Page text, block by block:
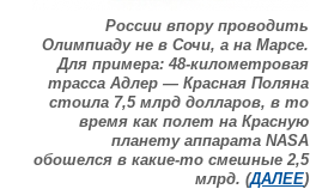
России впору проводить
Олимпиаду не в Сочи, а на Марсе.
Для примера: 48-километровая
трасса Адлер — Красная Поляна
стоила 7,5 млрд долларов, в то
время как полет на Красную
планету аппарата NASA
обошелся в какие-то смешные 2,5
млрд. (ДАЛЕЕ)